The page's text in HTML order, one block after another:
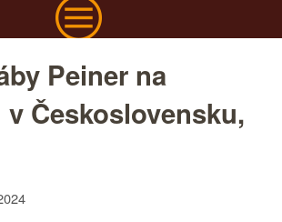
Peiner na
Československu,